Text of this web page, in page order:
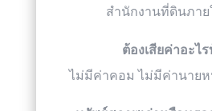
สำนักงานที่ดินภาย
ต้องเสียค่าอะไ
ไม่มีค่าคอม ไม่มีค่านายห